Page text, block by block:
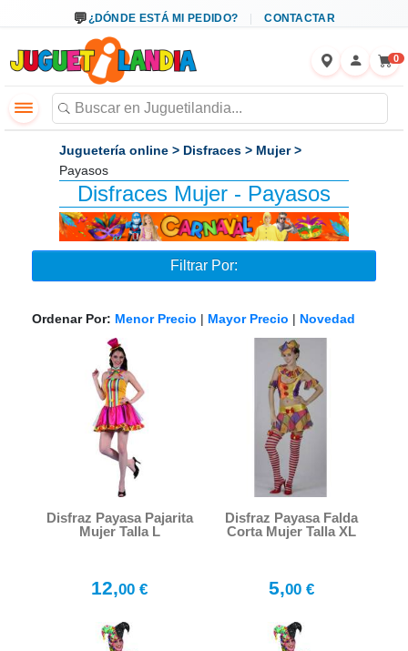
¿DÓNDE ESTÁ MI PEDIDO? CONTACTAR
0
Juguetería online > Disfraces > Mujer >
Payasos
Disfraces Mujer - Payasos
Filtrar Por:
Ordenar Por: Menor Precio | Mayor Precio | Novedad
Disfraz Payasa Pajarita
Mujer Talla L
12,00 €
Disfraz Payasa Falda
Corta Mujer Talla XL
5,00 €